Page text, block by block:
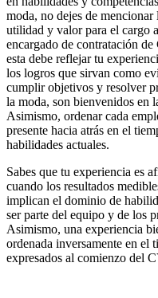
moda, no dejes de
utilidad y valor para el cargo
encargado de contratación
esta debe reflejar tu
los logros que sirvan como
cumplir objetivos y resolver
la moda, son bienvenidos en
Asimismo, ordenar cada
presente hacia atrás en el
habilidades actuales.
Sabes que tu experiencia es
cuando los resultados
implican el dominio de
ser parte del equipo y de los
Asimismo, una experiencia
ordenada inversamente en el
expresados al comienzo del